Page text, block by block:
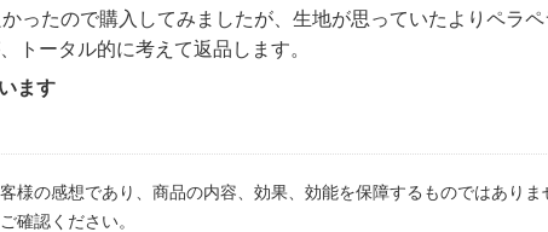
ったので購入してみましたが、生地が思っていたよりペラペ
ータル的に考えて返品します。
ます
様の感想であり、商品の内容、効果、効能を保障するものではありま
確認ください。